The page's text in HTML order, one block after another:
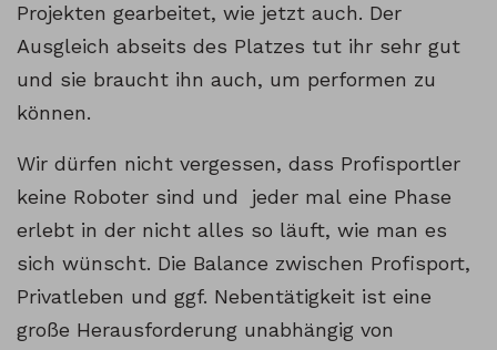
Projekten gearbeitet, wie jetzt auch. Der
Ausgleich abseits des Platzes tut ihr sehr gut
und sie braucht ihn auch, um performen zu
können.
Wir dürfen nicht vergessen, dass Profisportler
keine Roboter sind und jeder mal eine Phase
erlebt in der nicht alles so läuft, wie man es
sich wünscht. Die Balance zwischen Profisport,
Privatleben und ggf. Nebentätigkeit ist eine
große Herausforderung unabhängig von